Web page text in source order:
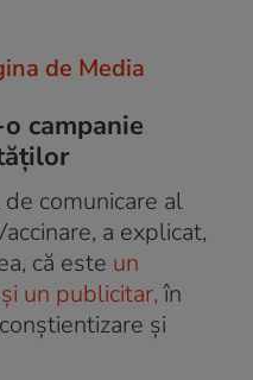
de Media
campanie
comunicare al
a explicat,
că este un
un publicitar,în
și